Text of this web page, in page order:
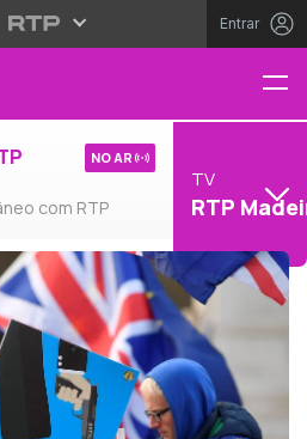
Entrar
com RTP
NO AR
TV
RTP